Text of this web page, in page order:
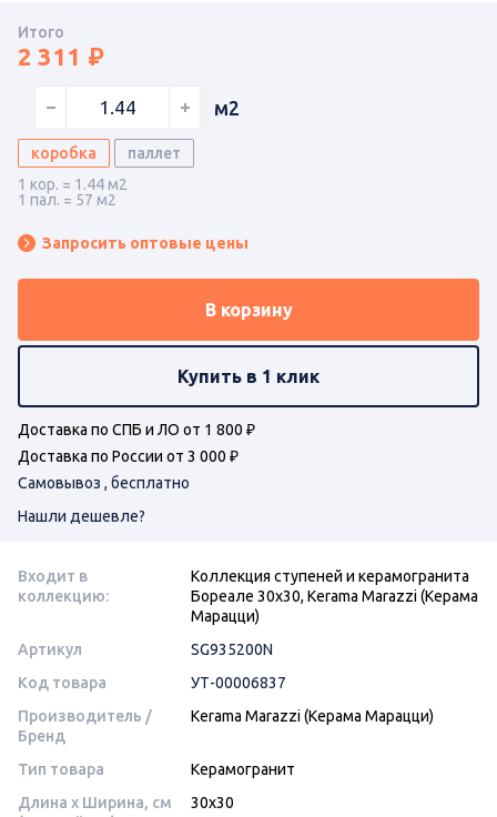
Итого
2 311
м2
коробка
паллет
1 кор. = 1.44 м2
1 пал. = 57 м2
Запросить оптовые цены
В корзину
Купить в 1 клик
Доставка по СПБ и ЛО от 1 800 ₽
Доставка по России от 3 000 ₽
Самовывоз , бесплатно
Нашли дешевле?
Входит в
коллекцию:
Коллекция ступеней и керамогранита
Бореале 30х30, Kerama Marazzi (Керама
Марацци)
Артикул
SG935200N
Код товара
УТ-00006837
Производитель /
Бренд
Kerama Marazzi (Керама Марацци)
Тип товара
Керамогранит
Длина x Ширина, см
30x30